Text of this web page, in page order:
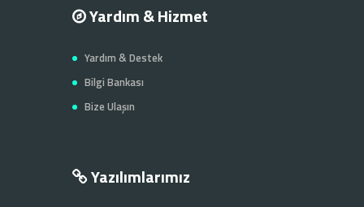
Yardım & Hizmet
Yardım & Destek
Bilgi Bankası
Bize Ulaşın
Yazılımlarımız